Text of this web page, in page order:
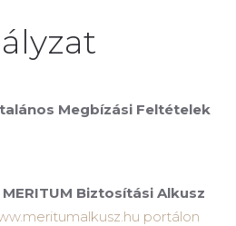
Megbízási Feltételek
MERITUM Biztosítási Alkusz
portálon